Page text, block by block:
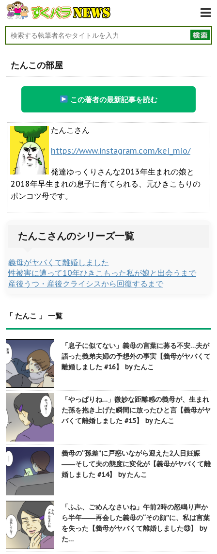
たんこの部屋
この著者の最新記事を読む
たんこさん
https://www.instagram.com/kei_mio/
発達ゆっくりさんな2013年生まれの娘と
2018年早生まれの息子に育てられる、元ひきこもりの
ポンコツ母です。
たんこさんのシリーズ一覧
義母がヤバくて離婚しました
性被害に遭って10年ひきこもった私が娘と出会うまで
産後うつ・産後クライシスから回復するまで
「 たんこ 」 一覧
「息子に似てない」義母の言葉に募る不安…夫が
語った義弟夫婦の予想外の事実【義母がヤバくて
離婚しました #16】 by たんこ
「やっぱりね…」微妙な距離感の義母が、生まれ
た孫を抱き上げた瞬間に放ったひと言【義母がヤ
バくて離婚しました #15】 by たんこ
義母の“孫差”に戸惑いながら迎えた2人目妊娠
――そして夫の態度に変化が【義母がヤバくて離
婚しました #14】 by たんこ
「ふふ、ごめんなさいね」午前2時の怒鳴り声か
ら半年――再会した義母の“その顔”に、私は言葉
を失った【義母がヤバくて離婚しました⑬】 by
た…